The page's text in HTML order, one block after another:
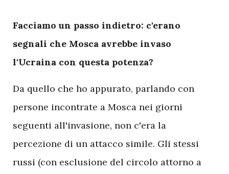
Facciamo un passo indietro: c'erano
segnali che Mosca avrebbe invaso
l'Ucraina con questa potenza?
Da quello che ho appurato, parlando con
persone incontrate a Mosca nei giorni
seguenti all'invasione, non c'era la
percezione di un attacco simile. Gli stessi
russi (con esclusione del circolo attorno a